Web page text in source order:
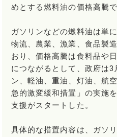
めとする燃料油の価格高騰
ガソリンなどの燃料油は単
物流、農業、漁業、食品製
おり、価格高騰は食料品や
につながるとして、政府は3
ン、軽油、重油、灯油、航
急的激変緩和措置」の実施
支援がスタートした。
具体的な措置内容は、ガソ